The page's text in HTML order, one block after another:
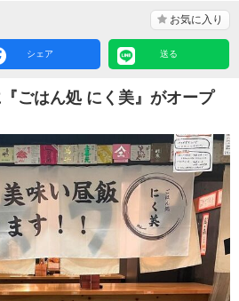
お気に入り
シェア 送る
ごはん処 にく美』がオープ